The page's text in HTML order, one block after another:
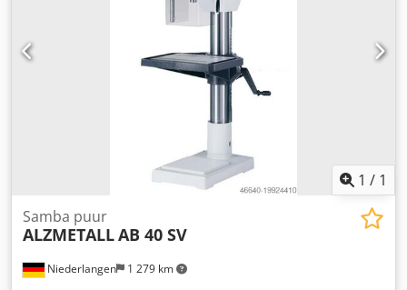
1 / 1
Niederlangen 1 279 km
Samba puur
ALZMETALLAB 40 SV